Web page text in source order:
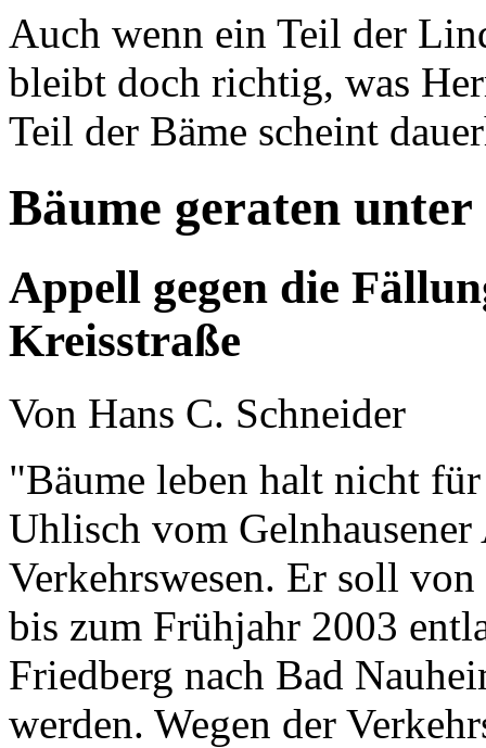
Auch wenn ein Teil der
bleibt doch richtig, was
Teil der Bäme scheint
Bäume geraten
Appell gegen die
Kreisstraße
Von Hans C. Schneider
"Bäume leben halt nicht
Uhlisch vom
Verkehrswesen. Er soll
bis zum Frühjahr 2003
Friedberg nach Bad
werden. Wegen der